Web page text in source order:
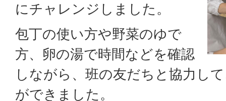
にチャレンジしました。
包丁の使い方や野菜のゆで
方、卵の湯で時間などを確認
しながら、班の友だちと協力し
ができました。